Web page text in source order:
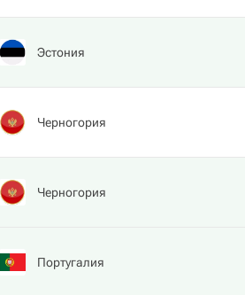
Эстония
Черногория
Черногория
Португалия